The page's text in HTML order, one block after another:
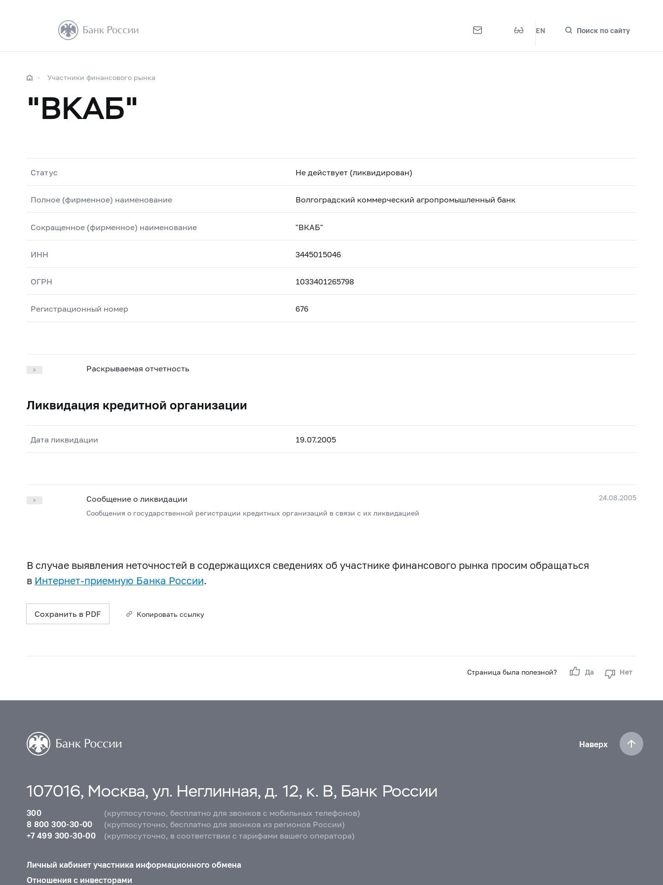
EN Поиск по сайту
Участники финансового рынка
"ВКАБ"
Статус Не действует (ликвидирован)
Полное (фирменное) наименование Волгоградский коммерческий агропромышленный банк
Сокращенное (фирменное) наименование "ВКАБ"
ИНН 3445015046
ОГРН 1033401265798
Регистрационный номер 676
Раскрываемая отчетность
Ликвидация кредитной организации
Дата ликвидации 19.07.2005
24.08.2005
Сообщение о ликвидации
Сообщения о государственной регистрации кредитных организаций в связи с их ликвидацией
В случае выявления неточностей в содержащихся сведениях об участнике финансового рынка просим обращаться
в Интернет-приемную Банка России.
Сохранить в PDF Копировать ссылку
Страница была полезной? Да Нет
Наверх
107016, Москва, ул. Неглинная, д. 12, к. В, Банк России
300
(круглосуточно, бесплатно для звонков с мобильных телефонов)
8 800 300-30-00
(круглосуточно, бесплатно для звонков из регионов России)
+7 499 300-30-00
(круглосуточно, в соответствии с тарифами вашего оператора)
Личный кабинет участника информационного обмена
Отношения с инвесторами